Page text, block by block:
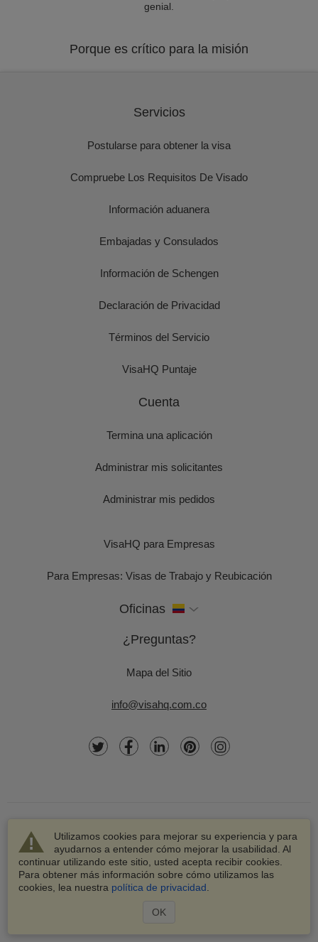
genial.
Porque es crítico para la misión
Utilizamos cookies para mejorar su experiencia y para
ayudarnos a entender cómo mejorar la usabilidad. Al
continuar utilizando este sitio, usted acepta recibir cookies.
Para obtener más información sobre cómo utilizamos las
cookies, lea nuestra política de privacidad
OK
Servicios
Postularse para obtener la visa
Compruebe Los Requisitos De Visado
Información aduanera
Embajadas y Consulados
Información de Schengen
Declaración de Privacidad
Términos del Servicio
VisaHQ Puntaje
Cuenta
Termina una aplicación
Administrar mis solicitantes
Administrar mis pedidos
VisaHQ para Empresas
Para Empresas: Visas de Trabajo y Reubicación
Oficinas
¿Preguntas?
Mapa del Sitio
info@visahq.com.co
© 2003-2026 VisaHQ.com, Inc. Todos los derechos
reservados.
VisaHQ y el logotipo de VisaHQ son marcas registradas de
VisaHQ.com, Inc.